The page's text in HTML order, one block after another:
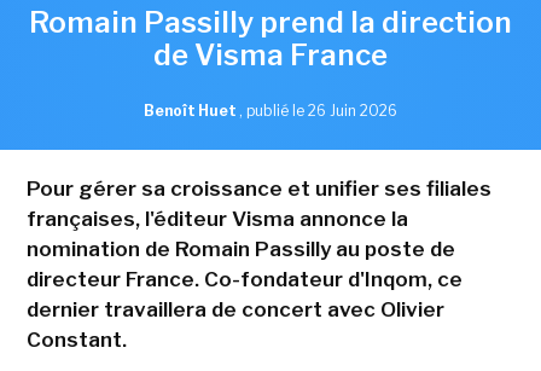
Romain Passilly prend la direction
de Visma France
Benoît Huet , publié le 26 Juin 2026
Pour gérer sa croissance et unifier ses filiales
françaises, l'éditeur Visma annonce la
nomination de Romain Passilly au poste de
directeur France. Co-fondateur d'Inqom, ce
dernier travaillera de concert avec Olivier
Constant.